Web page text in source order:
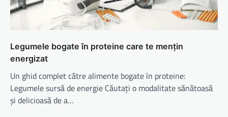
Legumele bogate în proteine care te mențin
energizat
Un ghid complet către alimente bogate în proteine:
Legumele sursă de energie Căutați o modalitate sănătoasă
și delicioasă de a…